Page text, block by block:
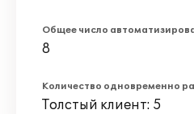
Общее число
8
Количество одновременно
Толстый клиент: 5